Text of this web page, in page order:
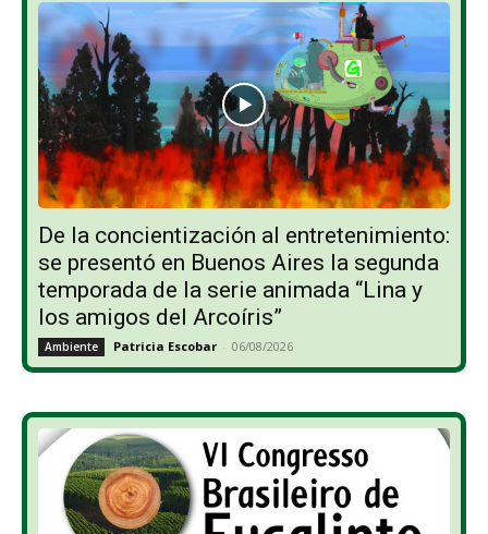
De la concientización al entretenimiento:
se presentó en Buenos Aires la segunda
temporada de la serie animada “Lina y
los amigos del Arcoíris”
Ambiente Patricia Escobar - 06/08/2026